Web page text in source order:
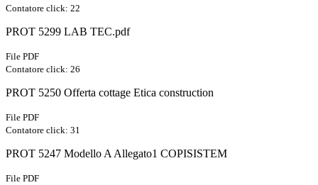
Contatore click: 22
PROT 5299 LAB TEC.pdf
File PDF
Contatore click: 26
PROT 5250 Offerta cottage Etica construction
File PDF
Contatore click: 31
PROT 5247 Modello A Allegato1 COPISISTEM
File PDF